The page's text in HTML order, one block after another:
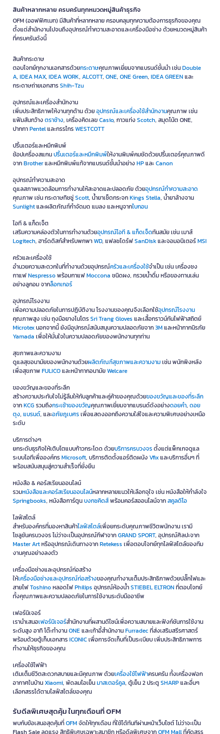
สินค้าหลากหลาย ครบครันทุกหมวดหมู่สินค้าธุรกิจ
OFM (ออฟฟิศเมท) มีสินค้าที่หลากหลาย ครอบคลุมทุกความต้องการธุรกิจของคุณ
ตั้งแต่สำนักงานไปจนถึงอุปกรณ์ทำความสะอาดและเครื่องมือช่าง ด้วยหมวดหมู่สินค้า
ที่ครบครันดังนี้
สินค้ากระดาษ
ตอบโจทย์ทุกงานเอกสารด้วยกระดาษคุณภาพเยี่ยมจากแบรนด์ชั้นนำ เช่นDouble
A, IDEA MAX, IDEA WORK, ALCOTT, ONE, ONE Green, IDEA GREENและ
กระดาษถ่ายเอกสารShih-Tzu
อุปกรณ์และเครื่องสำนักงาน
เพิ่มประสิทธิภาพให้งานทุกด้าน ด้วยอุปกรณ์และเครื่องใช้สำนักงานคุณภาพ เช่น
แฟ้มสันกว้างตราช้าง, เครื่องคิดเลขCasio, กาวแท่งScotch, สมุดโน้ต ONE,
ปากกาPentelและกรรไกรWESTCOTT
ปริ้นเตอร์และหมึกพิมพ์
ช้อปเครื่องสแกนปริ้นเตอร์และหมึกพิมพ์ให้งานพิมพ์คมชัดด้วยปริ้นเตอร์คุณภาพดี
จากBrotherและหมึกพิมพ์แท้จากแบรนด์ชั้นนำอย่างHPและCanon
อุปกรณ์ทำความสะอาด
ดูแลสภาพแวดล้อมการทำงานให้สะอาดและปลอดภัย ด้วยอุปกรณ์ทำความสะอาด
คุณภาพ เช่น กระดาษทิชชู่Scott, น้ำยาเช็ดกระจกKings Stella, น้ำยาล้างจาน
Sunlightและผลิตภัณฑ์กำจัดมด แมลง และหนูจากไบกอน
ไอที & แก็ดเจ็ต
เสริมความคล่องตัวในการทำงานด้วยอุปกรณ์ไอที & แก็ดเจ็ดทันสมัย เช่น เมาส์
Logitech, ฮาร์ดดิสก์สำหรับพกพาWD, แฟลชไดร์ฟSanDiskและจอมอนิเตอร์MSI
ครัวและเครื่องใช้
อำนวยความสะดวกในที่ทำงานด้วยอุปกรณ์ครัวและเครื่องใช้จำเป็น เช่น เครื่องชง
กาแฟNespressoพร้อมกาแฟMoccona ชนิดผง, กรวยน้ำดื่ม หรือของทานเล่น
อย่างลูกอม จากล็อกเกอร์
อุปกรณ์โรงงาน
เพื่อความปลอดภัยในการปฏิบัติงาน โรงงานของคุณจึงเลือกใช้อุปกรณ์โรงงาน
คุณภาพสูง เช่น ถุงมือยางไนโตรSri Trang Gloves และเสื้อกราวน์กันไฟฟ้าสถิตย์
Microtexนอกจากนี้ ยังมีอุปกรณ์สนับสนุนความปลอดภัยจาก3Mและหน้ากากนิรภัย
Yamada เพื่อให้มั่นใจในความปลอดภัยของพนักงานทุกท่าน
สุขภาพและความงาม
ดูแลสุขอนามัยของพนักงานด้วยผลิตภัณฑ์สุขภาพและความงามเช่น พนักพิงหลัง
เพื่อสุขภาพFULICOและหน้ากากอนามัยWelcare
ของขวัญและของที่ระลึก
สร้างความประทับใจไม่รู้ลืมให้กับลูกค้าและคู่ค้าของคุณด้วยของขวัญและของที่ระลึก
จากKCGรวมถึงกระเช้าของขวัญคุณภาพเยี่ยมจากแบรนด์ดังอย่างดอยคำ, ดอย
ตุง, แบรนด์, และอภัยภูเบศรเพื่อแสดงออกถึงความใส่ใจและความพิเศษอย่างเหนือ
ระดับ
บริการต่างๆ
ยกระดับธุรกิจให้เติบโตแบบก้าวกระโดด ด้วยบริการครบวงจรตั้งแต่แพ็กเกจดูแล
ระบบไอทีเพื่อองค์กรMicrosoft, บริการติดตั้งแอร์ติดผนังVfixและบริการอื่นๆ ที่
พร้อมสนับสนุนสู่ความสำเร็จที่ยั่งยืน
หนังสือ & คอร์สเรียนออนไลน์
รวมหนังสือและคอร์สเรียนออนไลน์หลากหลายแนวให้เลือกจุใจ เช่น หนังสือให้กำลังใจ
Springbooks, หนังสือการ์ตูนบงกชคิดส์พร้อมคอร์สออนไลน์จากสคูลดิโอ
ไลฟ์สไตล์
สำหรับองค์กรที่มองหาสินค้าไลฟ์สไตล์เพื่อยกระดับคุณภาพชีวิตพนักงาน เรามี
โซลูชันครบวงจร ไม่ว่าจะเป็นอุปกรณ์กีฬาจากGRAND SPORT, อุปกรณ์ศิลปะจาก
Master Artหรืออุปกรณ์เดินทางจากRetekess เพื่อตอบโจทย์ทุกไลฟ์สไตล์ของทีม
งานคุณอย่างลงตัว
เครื่องมือช่างและอุปกรณ์ก่อสร้าง
ให้เครื่องมือช่างและอุปกรณ์ก่อสร้างของคุณทำงานเต็มประสิทธิภาพด้วยปลั๊กไฟและ
สายไฟToshinoหลอดไฟPhilips อุปกรณ์ห้องน้ำSTIEBEL ELTRONที่ตอบโจทย์
ทั้งคุณภาพและความปลอดภัยในการใช้งานระดับมืออาชีพ
เฟอร์นิเจอร์
เรานำเสนอเฟอร์นิเจอร์สำนักงานที่ผสานดีไซน์เพื่อความสบายและฟังก์ชันการใช้งาน
ระดับสูง อาทิ โต๊ะทำงานONEและเก้าอี้สำนักงานFurradecที่ส่งเสริมสรีรศาสตร์
พร้อมด้วยตู้เก็บเอกสารICONICเพื่อการจัดเก็บที่เป็นระเบียบ เพิ่มประสิทธิภาพการ
ทำงานให้ธุรกิจของคุณ
เครื่องใช้ไฟฟ้า
เติมเต็มชีวิตสะดวกสบายและมีคุณภาพ ด้วยเครื่องใช้ไฟฟ้าครบครัน ทั้งเครื่องฟอก
อากาศในบ้านXiaomi, พัดลมไอเย็นมาสเตอร์คูล, ตู้เย็น 2 ประตูSHARPและอื่นๆ
เลือกสรรได้ตามไลฟ์สไตล์ของคุณ
รับดีลพิเศษสุดคุ้ม ในทุกเดือนที่ OFM
พบกับข้อเสนอสุดคุ้มที่OFMจัดให้ทุกเดือน ที่ใช้ได้ทันทีผ่านหน้าเว็บไซต์ ไม่ว่าจะเป็น
Flash Sale ลดแรง สิทธิพิเศษเฉพาะสมาชิก หรือดีลพิเศษจากOFM Mallที่คัดสรร